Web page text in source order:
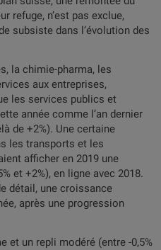
refuge, n’est pas exclue,
subsiste dans l’évolution des
la chimie-pharma, les
aux entreprises,
les services publics et
année comme l’an dernier
de +2%). Une certaine
les transports et les
afficher en 2019 une
et +2%), en ligne avec 2018.
détail, une croissance
après une progression
et un repli modéré (entre -0,5%